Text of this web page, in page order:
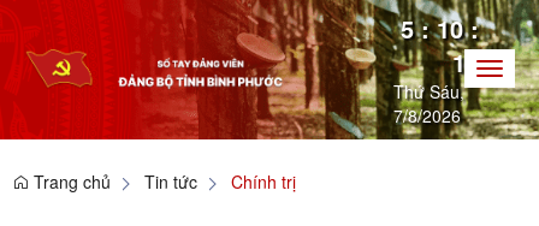
5 : 10 :
15
Thứ Sáu,
7/8/2026
Toggle
Trang chủ Tin tức Chính trị